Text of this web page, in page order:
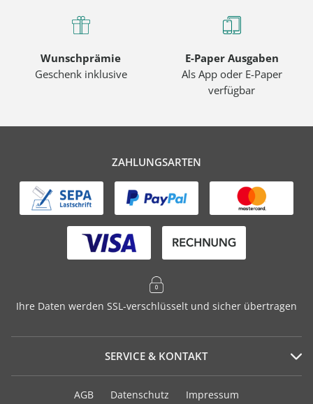
Wunschprämie
Geschenk inklusive
E-Paper Ausgaben
Als App oder E-Paper
verfügbar
ZAHLUNGSARTEN
Ihre Daten werden SSL-verschlüsselt und sicher übertragen
SERVICE & KONTAKT
Serviceportal
AGB Datenschutz Impressum